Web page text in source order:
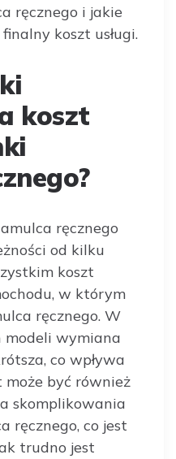
ręcznego i jakie
koszt usługi.
koszt
ręcznego
od kilku
koszt
w którym
ręcznego. W
wymiana
co wpływa
może być również
skomplikowania
ręcznego, co jest
trudno jest